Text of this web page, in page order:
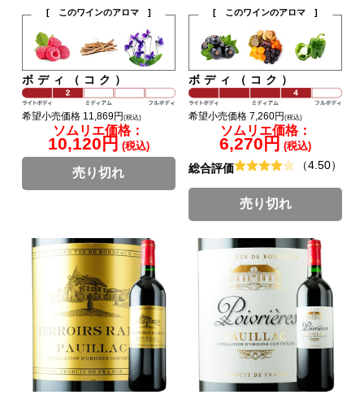
[ このワインのアロマ ]
ボディ（コク）
希望小売価格 11,869円(税込)
ソムリエ価格：
10,120円 (税込)
売り切れ
[ このワインのアロマ ]
ボディ（コク）
希望小売価格 7,260円(税込)
ソムリエ価格：
6,270円 (税込)
総合評価 （4.50）
売り切れ